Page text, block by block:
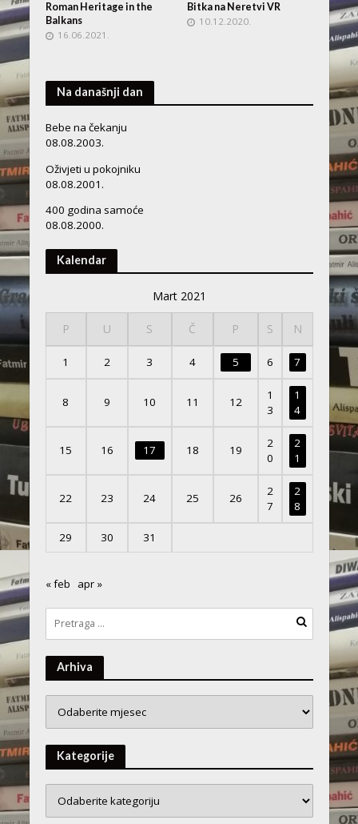
Roman Heritage in the
Balkans
16.06.2021.
Bitka na Neretvi VR
10.12.2020.
Na današnji dan
Bebe na čekanju
08.08.2003.
Oživjeti u pokojniku
08.08.2001.
400 godina samoće
08.08.2000.
Kalendar
Mart 2021
P U S Č P S N
1 2 3 4 5 6 7
8 9 10 11 12
1
3
1
4
15 16 17 18 19
2
0
2
1
22 23 24 25 26
2
7
2
8
29 30 31
« feb apr »
Arhiva
Kategorije